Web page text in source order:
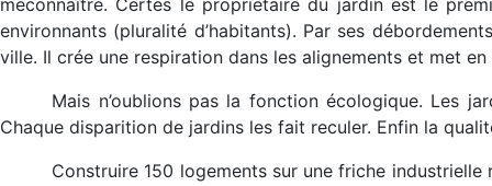
méconnaître. Certes le propriétaire du jardin est le
environnants (pluralité d’habitants). Par ses
ville. Il crée une respiration dans les alignements et met
Mais n’oublions pas la fonction écologique. Les
Chaque disparition de jardins les fait reculer. Enfin la
Construire 150 logements sur une friche